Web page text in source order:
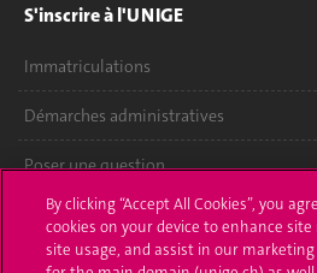
S'inscrire à l'UNIGE
Immatriculations
Démarches administratives
Poser une question
L'UNIGE vous informe
UNIGE Mobile
By clicking “Accept All Cookies”, you
cookies on your device to enhance
site usage, and assist in our